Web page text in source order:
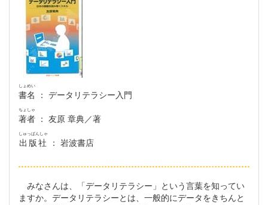
書名
しょめい
： データリテラシー入門
著者
ちょしゃ
： 友原 章典／著
出版社
しゅっぱんしゃ
： 岩波書店
みなさんは、「データリテラシー」という言葉を知ってい
ますか。データリテラシーとは、一般的にデータをきちんと